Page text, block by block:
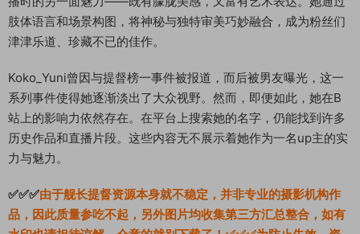
肢体语言和场景构图，将神秘与独特审美巧妙融合，成为粉丝们
津津乐道、珍藏不已的佳作。
Koko_Yuni曾因与提督榜一事件被报道，而后被男友曝光，这一
系列事件使得她逐渐淡出了大众视野。然而，即便如此，她在B
站上的影响力依然存在。在平台上搜索她的名字，仍能找到许多
历史作品和直播片段。这些内容无不展示着她作为一名up主的实
力与魅力。
✅✅✅由于舰长提督资源本身就不稳定，并非专业的摄影机构作
品，因此质量参吃不起，另外图片均收集第三方汇总整合，如有